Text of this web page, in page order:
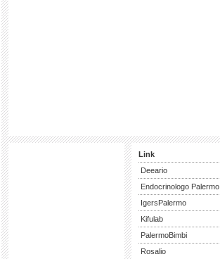
Link
Deeario
Endocrinologo Palermo
IgersPalermo
Kifulab
PalermoBimbi
Rosalio